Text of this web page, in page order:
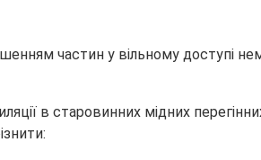
частин у вільному доступі
в старовинних мідних